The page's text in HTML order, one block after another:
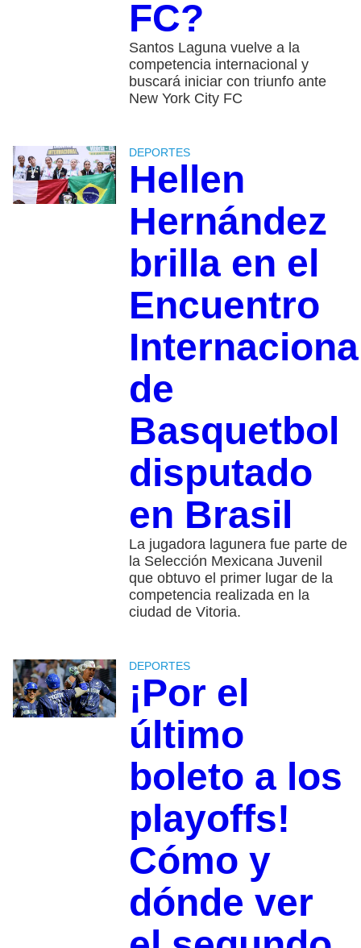
FC?
Santos Laguna vuelve a la
competencia internacional y
buscará iniciar con triunfo ante
New York City FC
DEPORTES
Hellen
Hernández
brilla en el
Encuentro
de
Basquetbol
disputado
en Brasil
La jugadora lagunera fue parte de
la Selección Mexicana Juvenil
que obtuvo el primer lugar de la
competencia realizada en la
ciudad de Vitoria.
DEPORTES
¡Por el
último
boleto a los
playoffs!
Cómo y
dónde ver